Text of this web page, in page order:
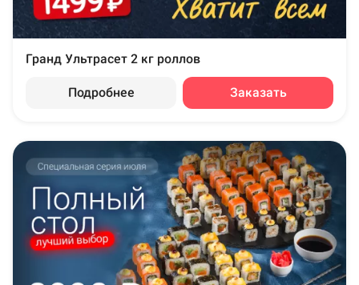
Гранд Ультрасет 2 кг роллов
Подробнее Заказать